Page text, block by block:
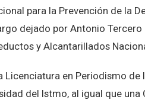
para la Prevención de la
dejado por Antonio Tercero
y Alcantarillados
Licenciatura en Periodismo de
del Istmo, al igual que